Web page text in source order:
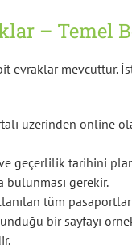
– Temel
evraklar
üzerinden online
geçerlilik tarihini
bulunması gerekir.
tüm
bir sayfayı